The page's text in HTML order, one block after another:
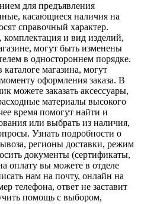
для предъявления
касающиеся наличия на
справочный характер.
комплектация и вид изделий,
могут быть изменены
в одностороннем порядке.
магазина, могут
оформления заказа. В
можете заказать аксессуары,
материалы высокого
время помогут найти и
или выбрать из наличия,
Узнать подробности о
регионы доставки, режим
документы (сертификаты,
оплату вы можете в отделе
нам на почту, онлайн на
телефона, ответ не заставит
помощь с выбором,